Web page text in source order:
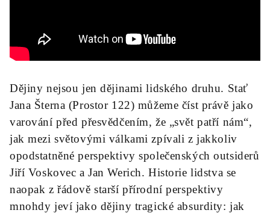
Dějiny nejsou jen dějinami lidského druhu. Stať
Jana Šterna (Prostor 122) můžeme číst právě jako
varování před přesvědčením, že „svět patří nám“,
jak mezi světovými válkami zpívali z jakkoliv
opodstatněné perspektivy společenských outsiderů
Jiří Voskovec a Jan Werich. Historie lidstva se
naopak z řádově starší přírodní perspektivy
mnohdy jeví jako dějiny tragické absurdity: jak